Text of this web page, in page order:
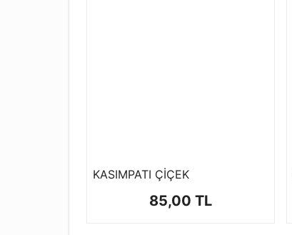
KASIMPATI ÇİÇEK
85,00 TL